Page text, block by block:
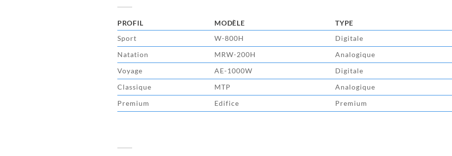
PROFIL MODÈLE TYPE
Sport
W-800H Digitale
Natation
MRW-200H Analogique
Voyage
AE-1000W Digitale
Classique
MTP Analogique
Premium
Edifice Premium